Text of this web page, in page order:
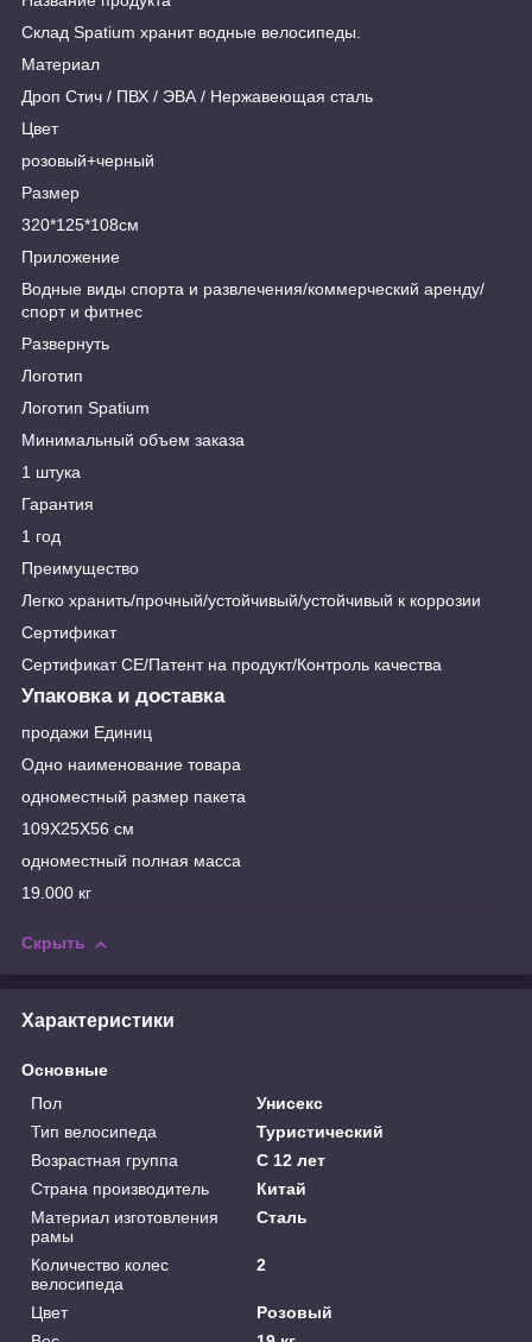
Склад Spatium хранит водные велосипеды.
Материал
Дроп Стич / ПВХ / ЭВА / Нержавеющая сталь
Цвет
розовый+черный
Размер
320*125*108см
Приложение
Водные виды спорта и развлечения/коммерческий аренду/
спорт и фитнес
Развернуть
Логотип
Логотип Spatium
Минимальный объем заказа
1 штука
Гарантия
1 год
Преимущество
Легко хранить/прочный/устойчивый/устойчивый к коррозии
Сертификат
Сертификат CE/Патент на продукт/Контроль качества
Упаковка и доставка
продажи Единиц
Одно наименование товара
одноместный размер пакета
109X25X56 см
одноместный полная масса
19.000 кг
Скрыть
Характеристики
Основные
Пол
Унисекс
Тип велосипеда
Туристический
Возрастная группа
С 12 лет
Страна производитель
Китай
Материал изготовления
рамы
Сталь
Количество колес
велосипеда
2
Цвет
Розовый